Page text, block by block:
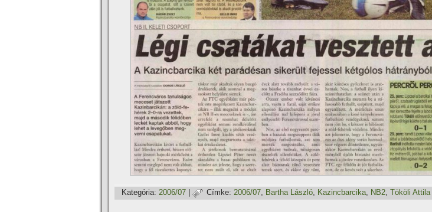
Kategória: 2006/07 Címke: 2006/07, Bartha László, Kazincbarcika, NB2, Tököli Attila